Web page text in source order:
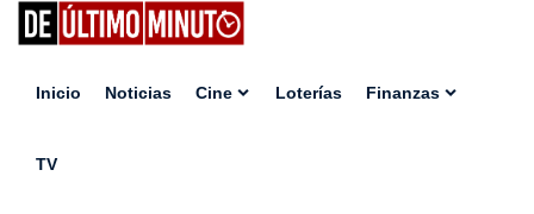
Inicio Noticias Cine Loterías Finanzas
TV